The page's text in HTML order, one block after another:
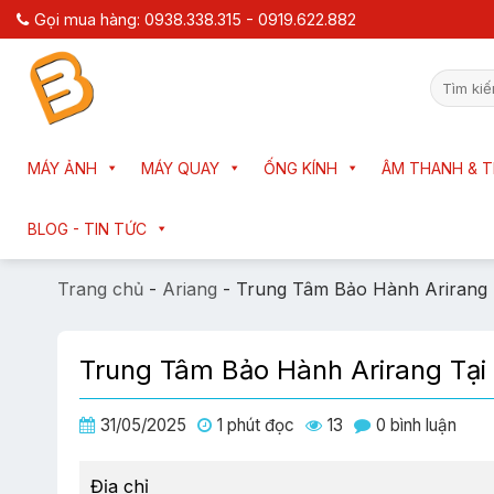
Chuyển
đến
dung
Gọi mua hàng: 0938.338.315 - 0919.622.882
Tìm
kiếm:
MÁY ẢNH MÁY QUAY ỐNG KÍNH ÂM THANH &
BLOG - TIN TỨC
Trang chủ - Ariang - Trung Tâm Bảo Hành
Trung Tâm Bảo Hành Arirang
31/05/2025 1 phút đọc 13 0 bình luận
Địa chỉ